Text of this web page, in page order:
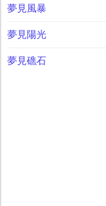
夢見風暴
夢見陽光
夢見礁石